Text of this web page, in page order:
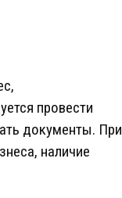
провести
документы. При
наличие